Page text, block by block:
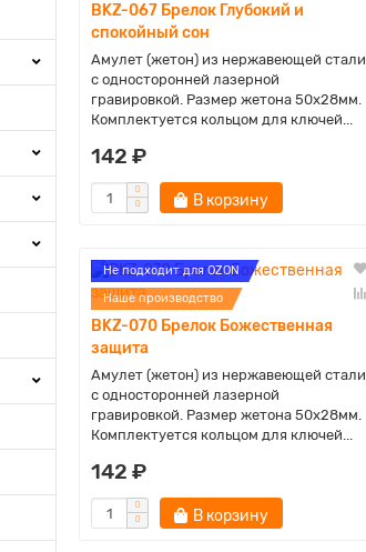
BKZ-067 Брелок Глубокий и
спокойный сон
Амулет (жетон) из нержавеющей стали
с односторонней лазерной
гравировкой. Размер жетона 50х28мм.
Комплектуется кольцом для ключей...
142 ₽
В корзину
Не подходит для OZON
Наше производство
BKZ-070 Брелок Божественная
защита
Амулет (жетон) из нержавеющей стали
с односторонней лазерной
гравировкой. Размер жетона 50х28мм.
Комплектуется кольцом для ключей...
142 ₽
В корзину